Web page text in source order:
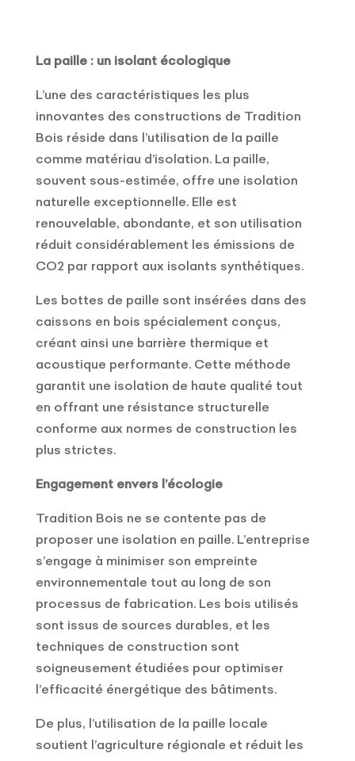
La paille : un isolant écologique
L’une des caractéristiques les plus
innovantes des constructions de Tradition
Bois réside dans l’utilisation de la paille
comme matériau d’isolation. La paille,
souvent sous-estimée, offre une isolation
naturelle exceptionnelle. Elle est
renouvelable, abondante, et son utilisation
réduit considérablement les émissions de
CO2 par rapport aux isolants synthétiques.
Les bottes de paille sont insérées dans des
caissons en bois spécialement conçus,
créant ainsi une barrière thermique et
acoustique performante. Cette méthode
garantit une isolation de haute qualité tout
en offrant une résistance structurelle
conforme aux normes de construction les
plus strictes.
Engagement envers l’écologie
Tradition Bois ne se contente pas de
proposer une isolation en paille. L’entreprise
s’engage à minimiser son empreinte
environnementale tout au long de son
processus de fabrication. Les bois utilisés
sont issus de sources durables, et les
techniques de construction sont
soigneusement étudiées pour optimiser
l’efficacité énergétique des bâtiments.
De plus, l’utilisation de la paille locale
soutient l’agriculture régionale et réduit les